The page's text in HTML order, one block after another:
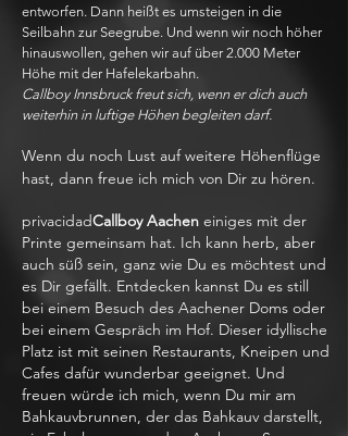
entworfen. Dann heißt es umsteigen in die
Seilbahn zur Seegrube. Und wenn wir noch höher
hinauswollen, gehen wir auf über 2.000 Meter
Höhe mit der Hafelekarbahn.
Callboy Innsbruck freut sich, wenn er dich auch
weiterhin in luftige Höhen begleiten darf.
Wenn du noch Lust auf weitere Höhenflüge
hast, dann freue ich mich von Dir zu hören.
privacidadCallboy Aachen einiges mit der
Printe gemeinsam hat. Ich kann herb, aber
auch süß sein, ganz wie Du es möchtest und
es Dir gefällt. Entdecken kannst Du es still
bei einem Besuch des Aachener Doms oder
bei einem Gespräch im Hof. Dieser idyllische
Platz ist mit seinen Restaurants, Kneipen und
Cafes dafür wunderbar geeignet. Und
freuen würde ich mich, wenn Du mir am
Bahkauvbrunnen, der das Bahkauv darstellt,